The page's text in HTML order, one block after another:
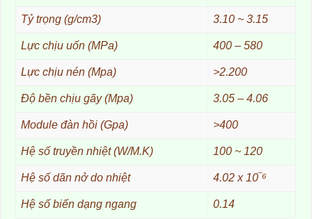
Tỷ trọng (g/cm3) 3.10 ~ 3.15
Lực chịu uốn (MPa) 400 – 580
Lực chịu nén (Mpa) >2.200
Độ bền chịu gãy (Mpa) 3.05 – 4.06
Module đàn hồi (Gpa) >400
Hệ số truyền nhiệt (W/M.K) 100 ~ 120
Hệ số dãn nở do nhiệt 4.02 x 10‾⁶
Hệ số biến dạng ngang 0.14